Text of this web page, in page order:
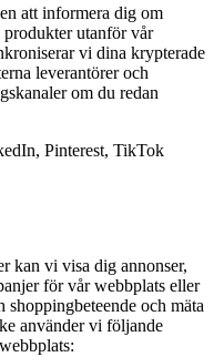
att informera dig om
utanför vår
vi dina krypterade
leverantörer och
om du redan
Pinterest, TikTok
kan vi visa dig annonser,
för vår webbplats eller
och mäta
använder vi följande